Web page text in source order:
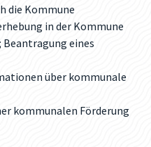
die Kommune
in der Kommune
Beantragung eines
über kommunale
kommunalen Förderung